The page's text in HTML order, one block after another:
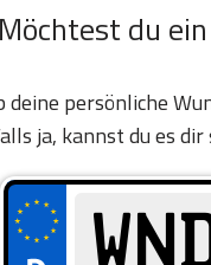
Möchtest du
persönliche
ja, kannst du es